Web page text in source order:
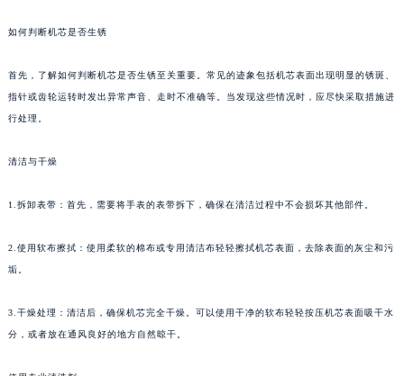
如何判断机芯是否生锈
首先，了解如何判断机芯是否生锈至关重要。常见的迹象包括机芯表面出现明显的锈斑、
指针或齿轮运转时发出异常声音、走时不准确等。当发现这些情况时，应尽快采取措施进
行处理。
清洁与干燥
1.拆卸表带：首先，需要将手表的表带拆下，确保在清洁过程中不会损坏其他部件。
2.使用软布擦拭：使用柔软的棉布或专用清洁布轻轻擦拭机芯表面，去除表面的灰尘和污
垢。
3.干燥处理：清洁后，确保机芯完全干燥。可以使用干净的软布轻轻按压机芯表面吸干水
分，或者放在通风良好的地方自然晾干。